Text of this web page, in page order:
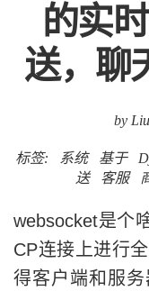
的实
送，聊
by
标签: 系统 基于
送
客服
websocket是个
CP连接上进行
得客户端和服